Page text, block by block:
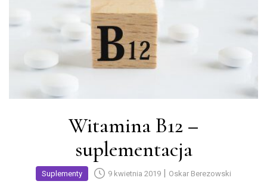
Witamina B12 –
suplementacja
Suplementy 9 kwietnia 2019 | Oskar Berezowski